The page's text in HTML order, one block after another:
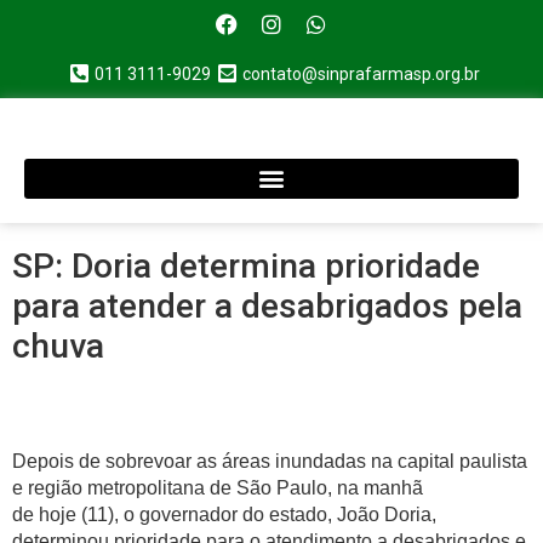
011 3111-9029 contato@sinprafarmasp.org.br
SP: Doria determina prioridade
para atender a desabrigados pela
chuva
Depois de sobrevoar as áreas inundadas na capital paulista
e região metropolitana de São Paulo, na manhã
de hoje (11), o governador do estado, João Doria,